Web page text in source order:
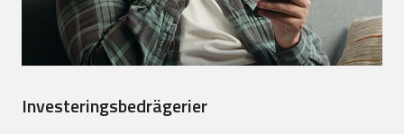
Investeringsbedrägerier